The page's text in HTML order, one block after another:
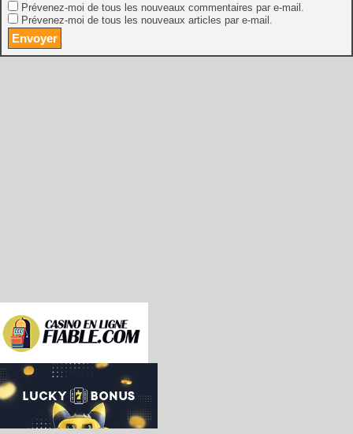
Prévenez-moi de tous les nouveaux commentaires par e-mail.
Prévenez-moi de tous les nouveaux articles par e-mail.